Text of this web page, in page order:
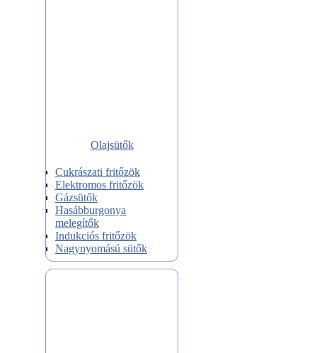
Olajsütők
Cukrászati fritőzök
Elektromos fritőzök
Gázsütők
Hasábburgonya
melegítők
Indukciós fritőzök
Nagynyomású sütők